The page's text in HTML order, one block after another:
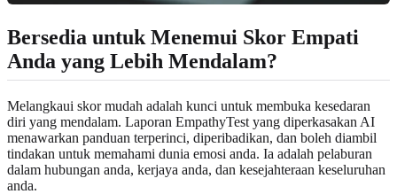
Bersedia untuk Menemui Skor Empati
Anda yang Lebih Mendalam?
Melangkaui skor mudah adalah kunci untuk membuka kesedaran
diri yang mendalam. Laporan EmpathyTest yang diperkasakan AI
menawarkan panduan terperinci, diperibadikan, dan boleh diambil
tindakan untuk memahami dunia emosi anda. Ia adalah pelaburan
dalam hubungan anda, kerjaya anda, dan kesejahteraan keseluruhan
anda.